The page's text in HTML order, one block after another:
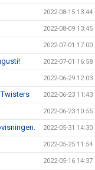
2022-08-15 13:44
2022-08-09 13:45
2022-07-01 17:00
2022-07-01 16:58
2022-06-29 12:03
2022-06-23 11:43
2022-06-23 10:55
2022-05-31 14:30
2022-05-25 11:54
2022-05-16 14:37